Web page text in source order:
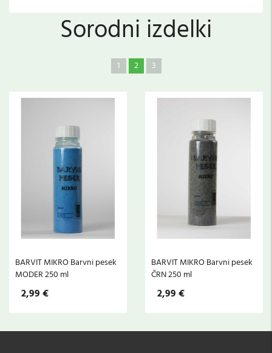
Sorodni izdelki
1 2 3
BARVIT MIKRO Barvni pesek
MODER 250 ml
2,99 €
BARVIT MIKRO Barvni pesek
ČRN 250 ml
2,99 €